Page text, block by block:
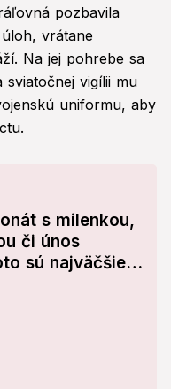
pozbavila
vrátane
Na jej pohrebe sa
vigílii mu
uniformu, aby
s milenkou,
či únos
sú najväčšie